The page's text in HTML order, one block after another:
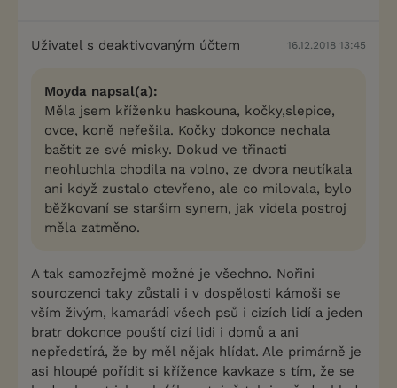
Uživatel s deaktivovaným účtem 16.12.2018 13:45
Moyda napsal(a):
Měla jsem kříženku haskouna, kočky,slepice,
ovce, koně neřešila. Kočky dokonce nechala
baštit ze své misky. Dokud ve třinacti
neohluchla chodila na volno, ze dvora neutíkala
ani když zustalo otevřeno, ale co milovala, bylo
běžkovaní se staršim synem, jak videla postroj
měla zatměno.
A tak samozřejmě možné je všechno. Nořini
sourozenci taky zůstali i v dospělosti kámoši se
vším živým, kamarádí všech psů i cizích lidí a jeden
bratr dokonce pouští cizí lidi i domů a ani
nepředstírá, že by měl nějak hlídat. Ale primárně je
asi hloupé pořídit si křížence kavkaze s tím, že se